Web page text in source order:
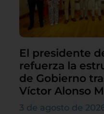
El presidente
refuerza la
de Gobierno
Víctor Alonso
3 de agosto de